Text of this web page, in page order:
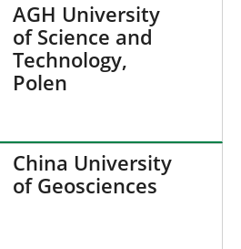
AGH University
of Science and
Technology,
Polen
China University
of Geosciences